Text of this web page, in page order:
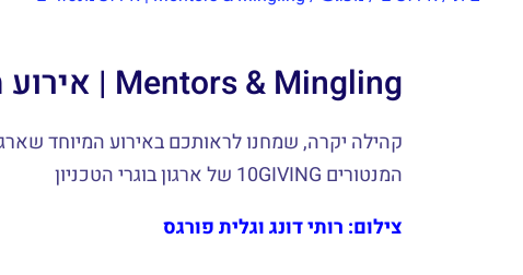
Mentors & Mingling | אירוע מנטורים
קהילה יקרה, שמחנו לראותכם באירוע המיוחד
המנטורים 10GIVING של ארגון בוגרי הטכניון
צילום: רותי דונג וגלית פורגס